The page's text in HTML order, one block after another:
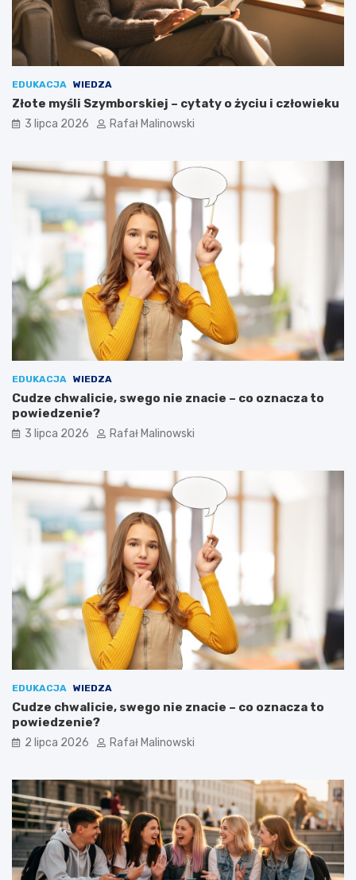
EDUKACJA WIEDZA
Złote myśli Szymborskiej – cytaty o życiu i człowieku
3 lipca 2026 Rafał Malinowski
EDUKACJA WIEDZA
Cudze chwalicie, swego nie znacie – co oznacza to
powiedzenie?
3 lipca 2026 Rafał Malinowski
EDUKACJA WIEDZA
Cudze chwalicie, swego nie znacie – co oznacza to
powiedzenie?
2 lipca 2026 Rafał Malinowski